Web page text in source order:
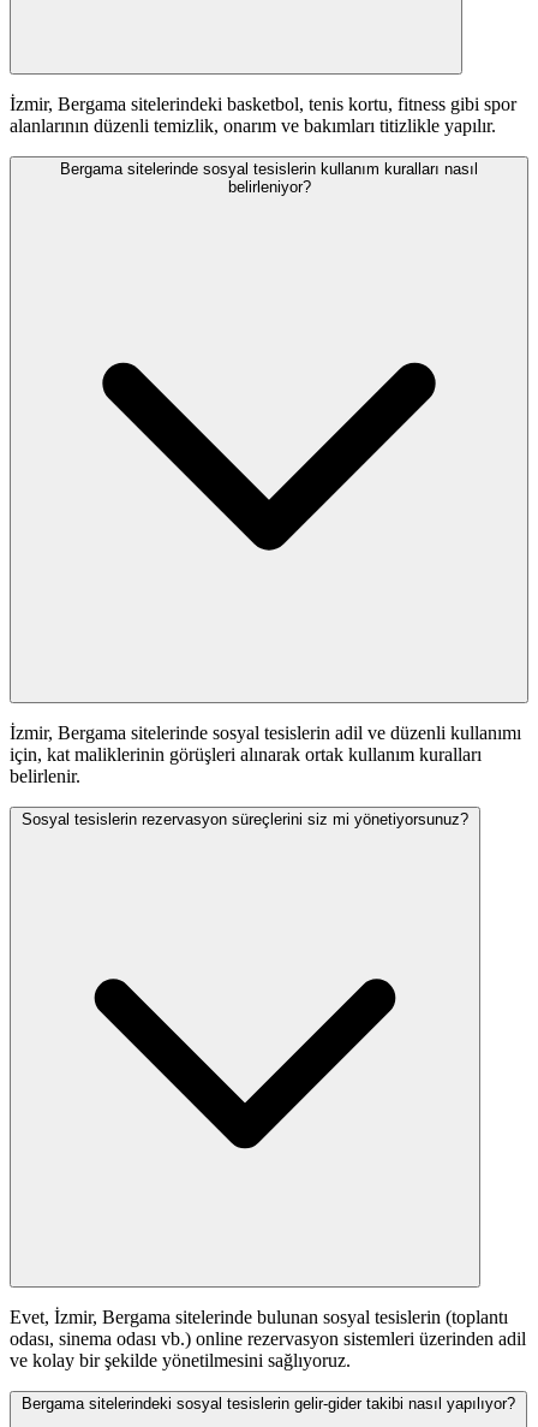
İzmir, Bergama sitelerindeki basketbol, tenis kortu, fitness gibi spor
alanlarının düzenli temizlik, onarım ve bakımları titizlikle yapılır.
Bergama sitelerinde sosyal tesislerin kullanım kuralları nasıl
belirleniyor?
İzmir, Bergama sitelerinde sosyal tesislerin adil ve düzenli kullanımı
için, kat maliklerinin görüşleri alınarak ortak kullanım kuralları
belirlenir.
Sosyal tesislerin rezervasyon süreçlerini siz mi yönetiyorsunuz?
Evet, İzmir, Bergama sitelerinde bulunan sosyal tesislerin (toplantı
odası, sinema odası vb.) online rezervasyon sistemleri üzerinden adil
ve kolay bir şekilde yönetilmesini sağlıyoruz.
Bergama sitelerindeki sosyal tesislerin gelir-gider takibi nasıl yapılıyor?